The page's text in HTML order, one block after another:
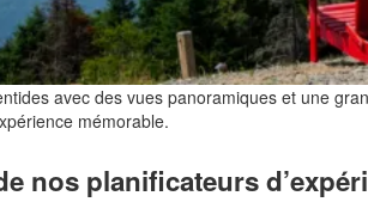
avec des vues panoramiques et une
mémorable.
nos planificateurs